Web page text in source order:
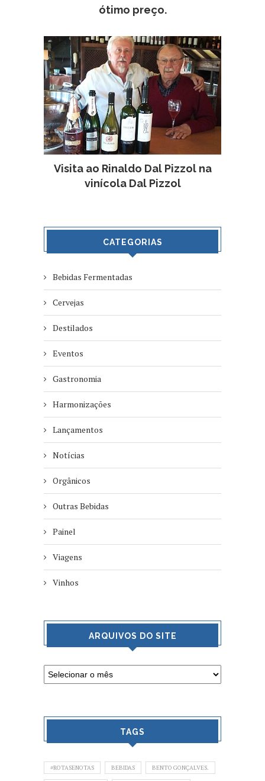
ótimo preço.
Visita ao Rinaldo Dal Pizzol na
vinícola Dal Pizzol
CATEGORIAS
Bebidas Fermentadas
Cervejas
Destilados
Eventos
Gastronomia
Harmonizações
Lançamentos
Notícias
Orgânicos
Outras Bebidas
Painel
Viagens
Vinhos
ARQUIVOS DO SITE
TAGS
#ROTASENOTAS BEBIDAS BENTO GONÇALVES.